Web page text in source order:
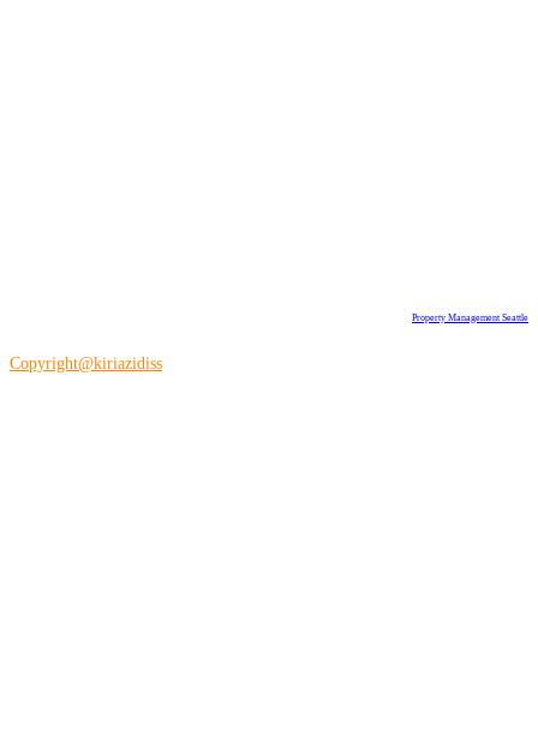
Property Management Seattle
Copyright@kiriazidiss